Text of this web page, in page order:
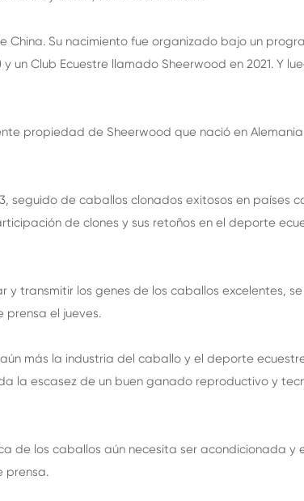
China. Su nacimiento fue organizado bajo un
un Club Ecuestre llamado Sheerwood en 2021. Y
propiedad de Sheerwood que nació en Alemania
seguido de caballos clonados exitosos en países
de clones y sus retoños en el deporte
transmitir los genes de los caballos excelentes,
prensa el jueves.
más la industria del caballo y el deporte
la escasez de un buen ganado reproductivo y
de los caballos aún necesita ser acondicionada y
prensa.